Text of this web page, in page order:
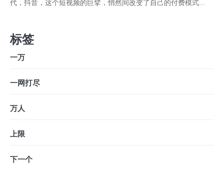
代，抖音，这个短视频的巨擘，悄然间改变了自己的付费模式...
标签
一万
一网打尽
万人
上限
下一个